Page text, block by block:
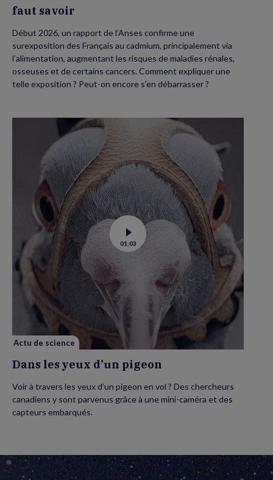
faut savoir
Début 2026, un rapport de l’Anses confirme une
surexposition des Français au cadmium, principalement via
l’alimentation, augmentant les risques de maladies rénales,
osseuses et de certains cancers. Comment expliquer une
telle exposition ? Peut-on encore s’en débarrasser ?
Voir
la
vidéo
01:03
Actu de science
Dans les yeux d’un pigeon
Voir à travers les yeux d’un pigeon en vol ? Des chercheurs
canadiens y sont parvenus grâce à une mini-caméra et des
capteurs embarqués.